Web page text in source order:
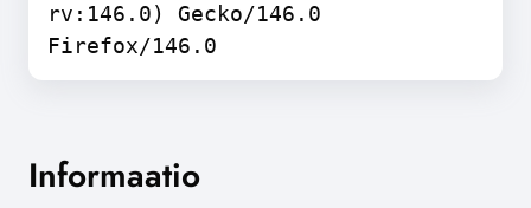
rv:146.0) Gecko/146.0
Firefox/146.0
Informaatio